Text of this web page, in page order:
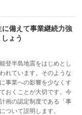
に備えて事業継続力強
ょう
登半島地震をはじめとし
れています。そのような
事業への影響を少なくす
おくことが大切です。今
画の認定制度である「事
ついて説明します。